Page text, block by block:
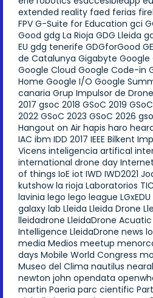
extended reality faed ferias
FPV G-Suite for Education gci
Good gdg La Rioja GDG Lleida
EU gdg tenerife GDGforGood
de Catalunya Gigabyte Google
Google Cloud Google Code-in
Home Google I/O Google
canaria Grup Impulsor de
2017 gsoc 2018 GSoC 2019
2022 GSoC 2023 GSoC 2026
Hangout on Air hapis haro
IAC ibm IDD 2017 IEEE Bilkent
Vicens inteligencia artifical
international drone day
of things IoE iot IWD IWD2021
kutshow la rioja Laboratorios TIC
lavinia lego lego league LGxEDU
galaxy lab Lleida Lleida Drone
lleidadrone LleidaDrone Acuatic
Intelligence LleidaDrone news
media Medios meetup
days Mobile World Congress
Museo del Clima nautilus
newton john opendata
martin Paeria parc cientific